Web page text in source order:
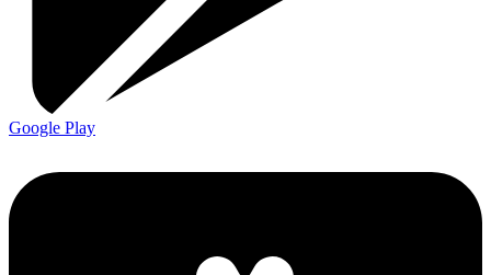
Google Play